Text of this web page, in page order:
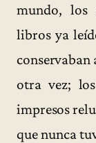
mundo, los
libros ya
conservaban
otra vez;
impresos
que nunca